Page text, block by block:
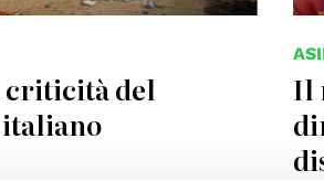
criticità del
italiano
Il